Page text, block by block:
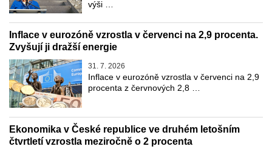
výši …
Inflace v eurozóně vzrostla v červenci na 2,9 procenta.
Zvyšují ji dražší energie
31. 7. 2026
Inflace v eurozóně vzrostla v červenci na 2,9
procenta z červnových 2,8 …
Ekonomika v České republice ve druhém letošním
čtvrtletí vzrostla meziročně o 2 procenta